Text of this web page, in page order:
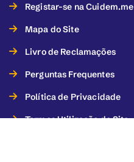
Registar-se na Cuidem.me
Mapa do Site
Livro de Reclamações
Perguntas Frequentes
Política de Privacidade
Termos Utilização do Site